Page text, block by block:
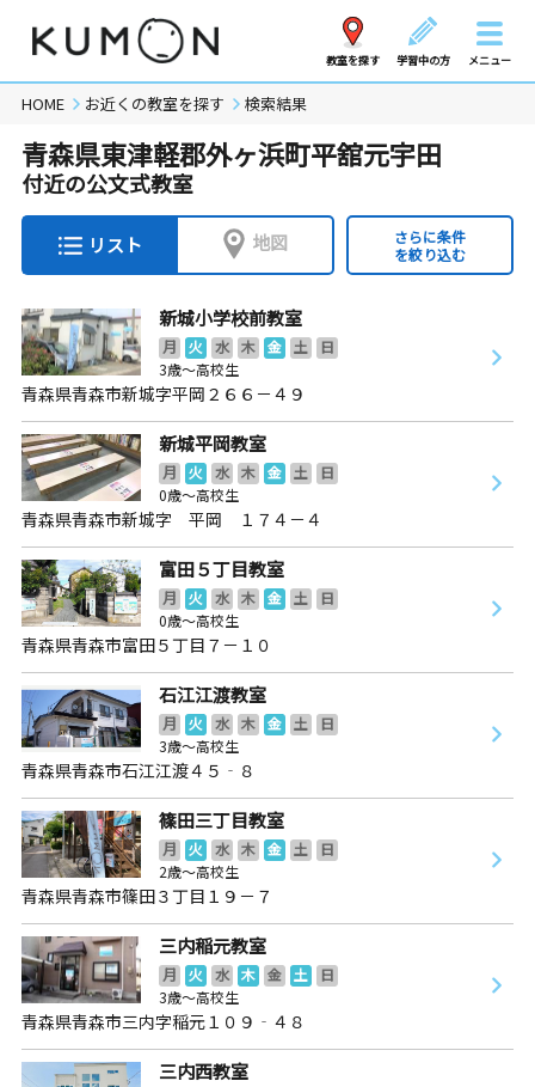
教室を探す 学習中の方 メニュー
HOME お近くの教室を探す 検索結果
青森県東津軽郡外ヶ浜町平舘元宇田
付近の公文式教室
リスト 地図
さらに条件
を絞り込む
新城小学校前教室
月 火 水 木 金 土
日
3歳～高校生
青森県青森市新城字平岡２６６－４９
新城平岡教室
月 火 水 木 金 土
日
0歳～高校生
青森県青森市新城字 平岡 １７４－４
富田５丁目教室
月 火 水 木 金 土
日
0歳～高校生
青森県青森市富田５丁目７－１０
石江江渡教室
月 火 水 木 金 土
日
3歳～高校生
青森県青森市石江江渡４５‐８
篠田三丁目教室
月 火 水 木 金 土
日
2歳～高校生
青森県青森市篠田３丁目１９－７
三内稲元教室
月 火 水 木 金 土
日
3歳～高校生
青森県青森市三内字稲元１０９‐４８
三内西教室